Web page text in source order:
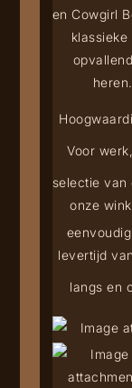
en Cowgirl
heren.
Voor
selectie van
onze
levertijd
langs en